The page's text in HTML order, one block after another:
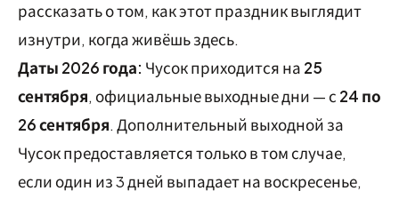
рассказать о том, как этот праздник выглядит
изнутри, когда живёшь здесь.
Даты 2026 года: Чусок приходится на 25
сентября, официальные выходные дни — с 24 по
26 сентября. Дополнительный выходной за
Чусок предоставляется только в том случае,
если один из 3 дней выпадает на воскресенье,